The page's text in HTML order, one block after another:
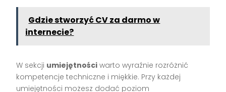
Gdzie stworzyć CV za darmo w
internecie?
W sekcji umiejętności warto wyraźnie rozróżnić
kompetencje techniczne i miękkie. Przy każdej
umiejętności możesz dodać poziom